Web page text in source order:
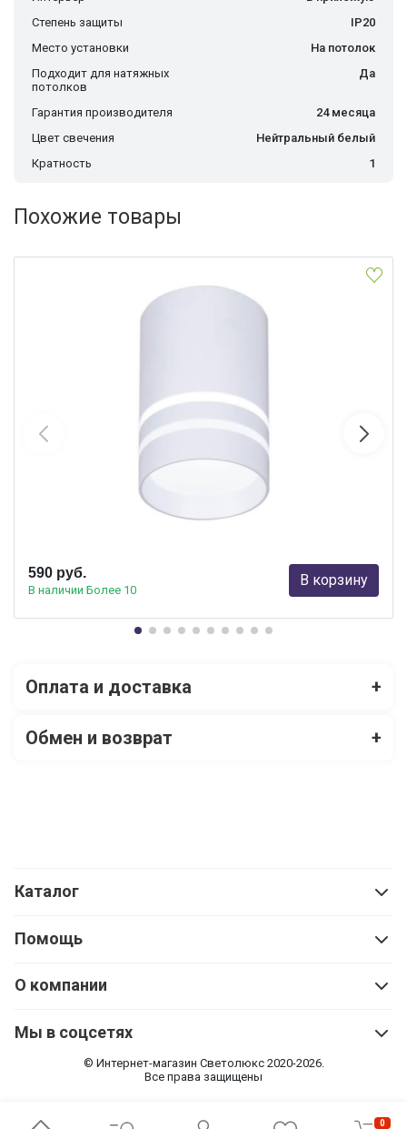
Степень защиты
IP20
Место установки
На потолок
Подходит для натяжных
потолков
Да
Гарантия производителя
24 месяца
Цвет свечения
Нейтральный белый
Кратность
1
Похожие товары
Потолочный светодиодный светильник Ambrella Light Techno
590 руб.
В наличии Более 10
В корзину
Оплата и доставка +
Обмен и возврат +
0
Каталог
Помощь
О компании
Мы в соцсетях
© Интернет-магазин Cветолюкс 2020-2026.
Все права защищены